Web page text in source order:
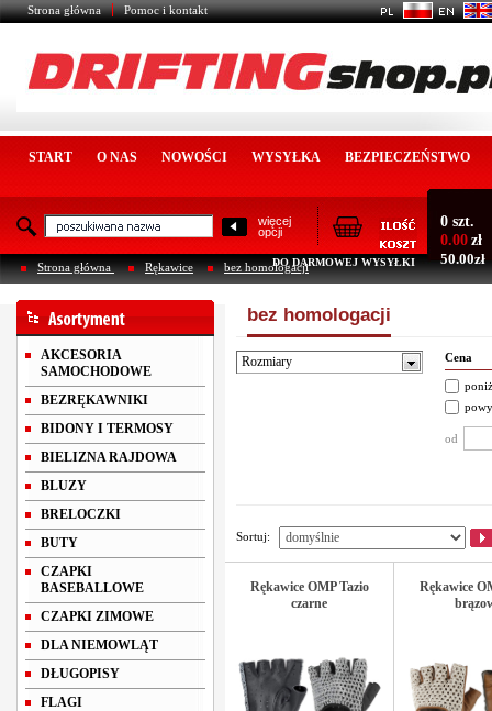
Strona główna Pomoc i kontakt
START O NAS NOWOŚCI WYSYŁKA BEZPIECZEŃSTWO
więcej
opcji
0 szt.
0.00 zł
DO DARMOWEJ WYSYŁKI 50.00zł
Strona główna Rękawice bez homologacji
AKCESORIA
SAMOCHODOWE
BEZRĘKAWNIKI
BIDONY I TERMOSY
BIELIZNA RAJDOWA
BLUZY
BRELOCZKI
BUTY
CZAPKI
BASEBALLOWE
CZAPKI ZIMOWE
DLA NIEMOWLĄT
DŁUGOPISY
FLAGI
bez homologacji
Rozmiary Cena
od
Sortuj:
Rękawice OMP Tazio
czarne
Rękawice